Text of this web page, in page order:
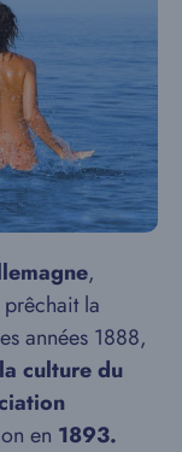
,
la
années 1888,
culture du
en 1893.